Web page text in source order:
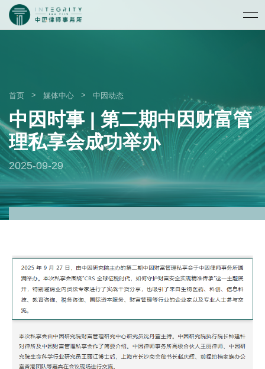
首页 > 媒体中心 > 中因动态
中因时事 | 第二期中因财富管
理私享会成功举办
2025-09-29